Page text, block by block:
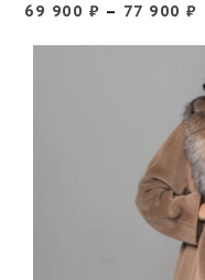
69 900 ₽ – 77 900₽